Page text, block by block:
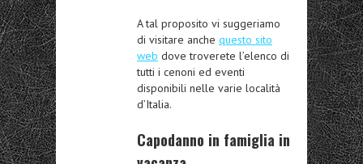
A tal proposito vi suggeriamo
di visitare anche questo sito
web dove troverete l’elenco di
tutti i cenoni ed eventi
disponibili nelle varie località
d’Italia.
Capodanno in famiglia in